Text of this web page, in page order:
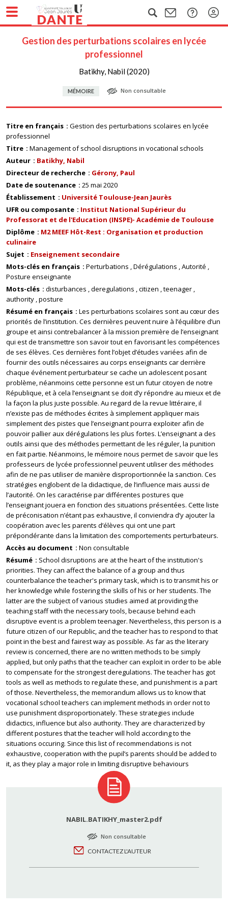
Gestion des perturbations scolaires en lycée
professionnel
Batikhy, Nabil (2020)
MÉMOIRE Non consultable
Titre en français
Gestion des perturbations scolaires en lycée
professionnel
Titre
Management of school disruptions in vocational schools
Auteur
Batikhy, Nabil
Directeur de recherche
Gérony, Paul
Date de soutenance
25 mai 2020
Établissement
Université Toulouse-Jean Jaurès
UFR ou composante
Institut National Supérieur du
Professorat et de l'Education (INSPE)- Académie de Toulouse
Diplôme
M2 MEEF Hôt-Rest : Organisation et production
culinaire
Sujet
Enseignement secondaire
Mots-clés en français
Perturbations Dérégulations Autorité
Posture enseignante
Mots-clés
disturbances deregulations citizen teenager
authority posture
Résumé en français
Les perturbations scolaires sont au cœur des
priorités de l’institution. Ces dernières peuvent nuire à l’équilibre d’un
groupe et ainsi contrebalancer à la mission première de l’enseignant
qui est de transmettre son savoir tout en favorisant les compétences
de ses élèves. Ces dernières font l’objet d’études variées afin de
fournir des outils nécessaires au corps enseignants car derrière
chaque événement perturbateur se cache un adolescent posant
problème, néanmoins cette personne est un futur citoyen de notre
République, et à cela l’enseignant se doit d’y répondre au mieux et de
la façon la plus juste possible. Au regard de la revue littéraire, il
n’existe pas de méthodes écrites à simplement appliquer mais
simplement des pistes que l’enseignant pourra exploiter afin de
pouvoir pallier aux dérégulations les plus fortes. L’enseignant a des
outils ainsi que des méthodes permettant de les réguler, la punition
en fait partie. Néanmoins, le mémoire nous permet de savoir que les
professeurs de lycée professionnel peuvent utiliser des méthodes
afin de ne pas utiliser de manière disproportionnée la sanction. Ces
stratégies englobent de la didactique, de l’influence mais aussi de
l’autorité. On les caractérise par différentes postures que
l’enseignant jouera en fonction des situations présentées. Cette liste
de préconisation n’étant pas exhaustive, il conviendra d’y ajouter la
coopération avec les parents d’élèves qui ont une part
prépondérante dans la limitation des comportements perturbateurs.
Accès au document
Non consultable
Résumé
School disruptions are at the heart of the institution's
priorities. They can affect the balance of a group and thus
counterbalance the teacher's primary task, which is to transmit his or
her knowledge while fostering the skills of his or her students. The
latter are the subject of various studies aimed at providing the
teaching staff with the necessary tools, because behind each
disruptive event is a problem teenager. Nevertheless, this person is a
future citizen of our Republic, and the teacher has to respond to that
point in the best and fairest way as possible. As far as the literary
review is concerned, there are no written methods to be simply
applied, but only paths that the teacher can exploit in order to be able
to compensate for the strongest deregulations. The teacher has got
tools as well as methods to regulate these, and punishment is a part
of those. Nevertheless, the memorandum allows us to know that
vocational school teachers can implement methods in order not to
use punishment disproportionately. These strategies include
didactics, influence but also authority. They are characterized by
different postures that the teacher will hold according to the
situations occuring. Since this list of recommendations is not
exhaustive, cooperation with the pupil’s parents should be added to
it, as they play a major role in limiting disruptive behaviours
NABIL.BATIKHY_master2.pdf
Non consultable
CONTACTEZ L'AUTEUR